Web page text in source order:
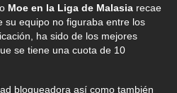
Moe en la Liga de Malasia recae
su equipo no figuraba entre los
ha sido de los mejores
se tiene una cuota de 10
bloqueadora así como también